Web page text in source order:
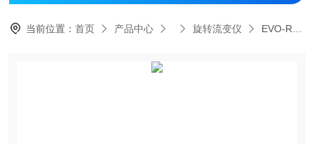
当前位置：首页 产品中心 旋转流变仪 EVO-RR-100国产旋转流变仪 同轴圆筒式